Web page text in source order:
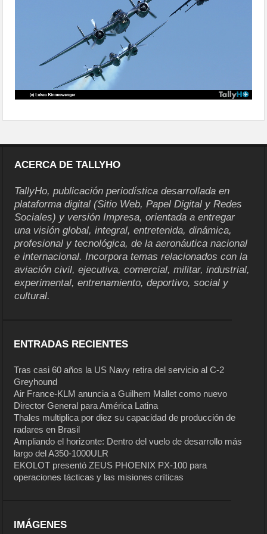
ACERCA DE TALLYHO
TallyHo, publicación periodística desarrollada en
plataforma digital (Sitio Web, Papel Digital y Redes
Sociales) y versión Impresa, orientada a entregar
una visión global, integral, entretenida, dinámica,
profesional y tecnológica, de la aeronáutica nacional
e internacional. Incorpora temas relacionados con la
aviación civil, ejecutiva, comercial, militar, industrial,
experimental, entrenamiento, deportivo, social y
cultural.
ENTRADAS RECIENTES
Tras casi 60 años la US Navy retira del servicio al C-2
Greyhound
Air France-KLM anuncia a Guilhem Mallet como nuevo
Director General para América Latina
Thales multiplica por diez su capacidad de producción de
radares en Brasil
Ampliando el horizonte: Dentro del vuelo de desarrollo más
largo del A350-1000ULR
EKOLOT presentó ZEUS PHOENIX PX-100 para
operaciones tácticas y las misiones críticas
IMÁGENES